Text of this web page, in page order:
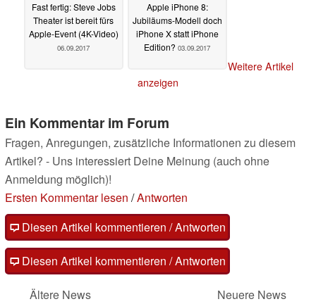
Fast fertig: Steve Jobs
Theater ist bereit fürs
Apple-Event (4K-Video)
06.09.2017
Apple iPhone 8:
Jubiläums-Modell doch
iPhone X statt iPhone
Edition? 03.09.2017
Weitere Artikel
anzeigen
Ein Kommentar im Forum
Fragen, Anregungen, zusätzliche Informationen zu diesem
Artikel? - Uns interessiert Deine Meinung (auch ohne
Anmeldung möglich)!
Ersten Kommentar lesen /Antworten
Diesen Artikel kommentieren / Antworten
Diesen Artikel kommentieren / Antworten
Ältere News
Neuere News